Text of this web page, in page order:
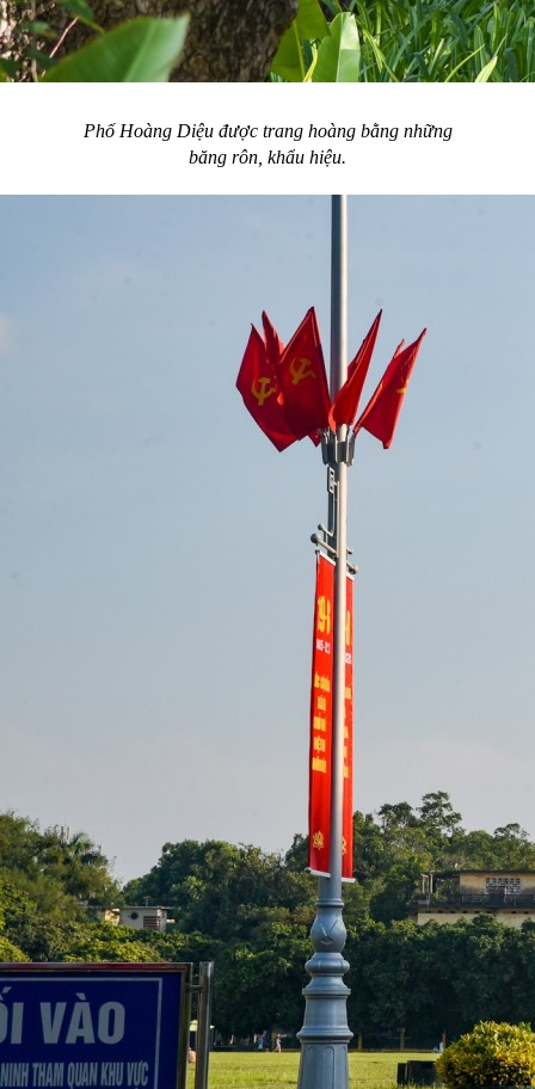
Phố Hoàng Diệu được trang hoàng bằng những
băng rôn, khẩu hiệu.